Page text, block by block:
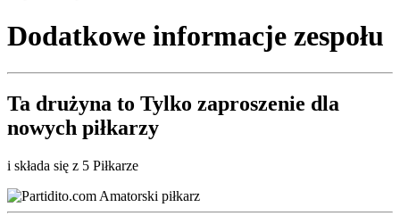
Dodatkowe informacje zespołu
Ta drużyna to Tylko zaproszenie dla
nowych piłkarzy
i składa się z 5 Piłkarze